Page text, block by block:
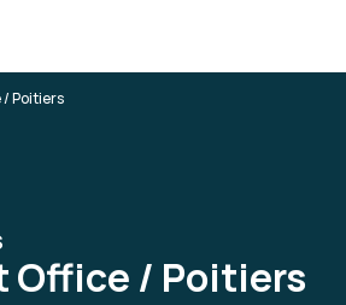
Poitiers
Office / Poitiers
j'ai du mal m'évaluer. Je
serait plus poussée,
ce que j'aurai pu apprendre en
voir les différentes
Intermédiaire
j'ai appris pleins